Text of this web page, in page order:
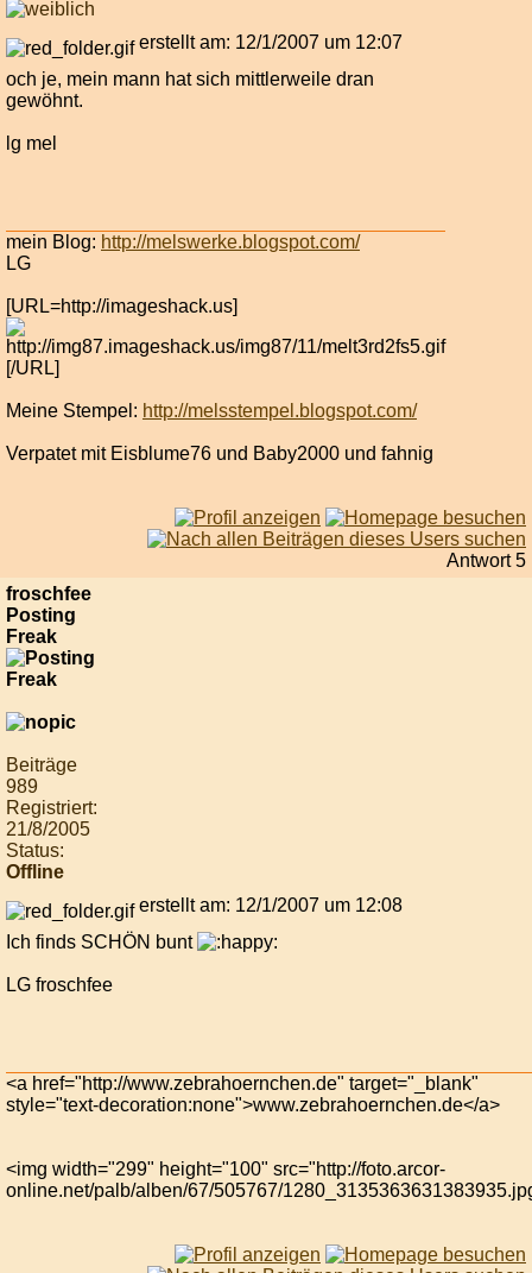
erstellt am: 12/1/2007 um 12:07
och je, mein mann hat sich mittlerweile dran
gewöhnt.
lg mel
mein Blog: http://melswerke.blogspot.com/
LG
[URL=http://imageshack.us]
[/URL]
Meine Stempel: http://melsstempel.blogspot.com/
Verpatet mit Eisblume76 und Baby2000 und fahnig
Antwort 5
froschfee
Posting
Freak
Beiträge
989
Registriert:
21/8/2005
Status:
Offline
erstellt am: 12/1/2007 um 12:08
Ich finds SCHÖN bunt
LG froschfee
<a href="http://www.zebrahoernchen.de" target="_blank"
style="text-decoration:none">www.zebrahoernchen.de</a>
<img width="299" height="100" src="http://foto.arcor-
online.net/palb/alben/67/505767/